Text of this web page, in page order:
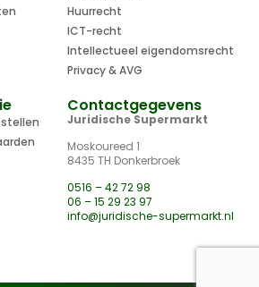
Huurrecht
ICT-recht
Intellectueel eigendomsrecht
Privacy & AVG
Contactgegevens
Juridische Supermarkt
Moskoureed 1
8435 TH Donkerbroek
0516 – 42 72 98
06 – 15 29 23 97
info@juridische-supermarkt.nl